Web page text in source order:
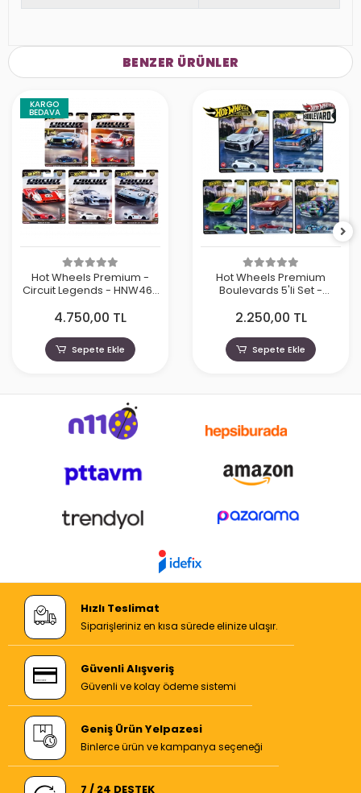
BENZER ÜRÜNLER
KARGO
BEDAVA
Hot Wheels Premium -
Circuit Legends - HNW46-
4.750,00 TL
Sepete Ekle
Hot Wheels Premium
Boulevards 5'li Set -
2.250,00 TL
Sepete Ekle
Hızlı Teslimat
Siparişleriniz en kısa sürede elinize ulaşır.
Güvenli Alışveriş
Güvenli ve kolay ödeme sistemi
Geniş Ürün Yelpazesi
Binlerce ürün ve kampanya seçeneği
7 / 24 DESTEK